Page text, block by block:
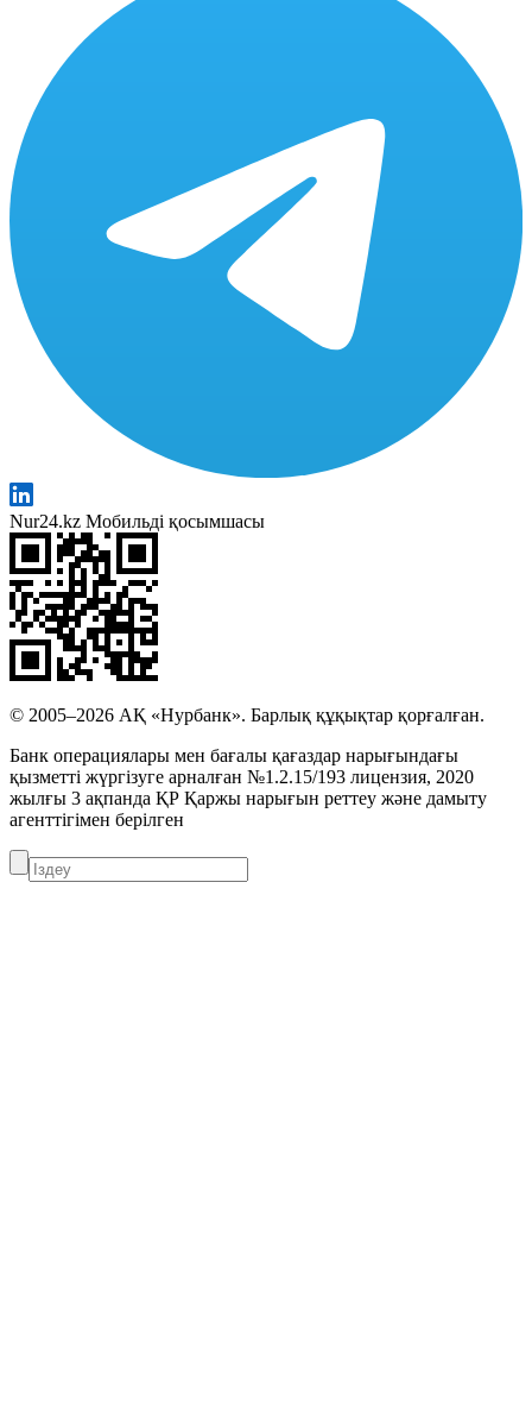
Nur24.kz Мобильді қосымшасы
© 2005–2026 АҚ «Нурбанк». Барлық құқықтар қорғалған.
Банк операциялары мен бағалы қағаздар нарығындағы
қызметті жүргізуге арналған №1.2.15/193 лицензия, 2020
жылғы 3 ақпанда ҚР Қаржы нарығын реттеу және дамыту
агенттігімен берілген